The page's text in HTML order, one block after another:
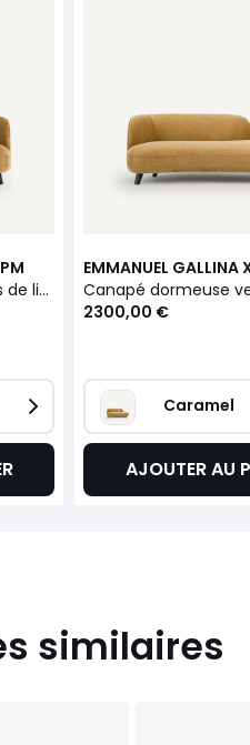
Canapé dormeuse velours de lin, ROSEBURY
EMMANUEL GALLINA
2300,00 €
Caramel
AJOUTER AU
similaires